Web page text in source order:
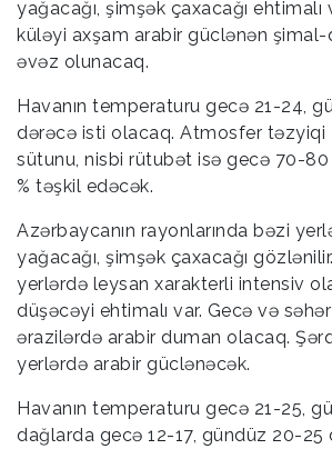
yağacağı, şimşək çaxacağı ehtimalı
küləyi axşam arabir güclənən
əvəz olunacaq.
Havanın temperaturu gecə 21-24,
dərəcə isti olacaq. Atmosfer təzyiqi
sütunu, nisbi rütubət isə gecə 70-
% təşkil edəcək.
Azərbaycanın rayonlarında bəzi
yağacağı, şimşək çaxacağı gözlənilir.
yerlərdə leysan xarakterli intensiv
düşəcəyi ehtimalı var. Gecə və
ərazilərdə arabir duman olacaq.
yerlərdə arabir güclənəcək.
Havanın temperaturu gecə 21-25,
dağlarda gecə 12-17, gündüz 20-25